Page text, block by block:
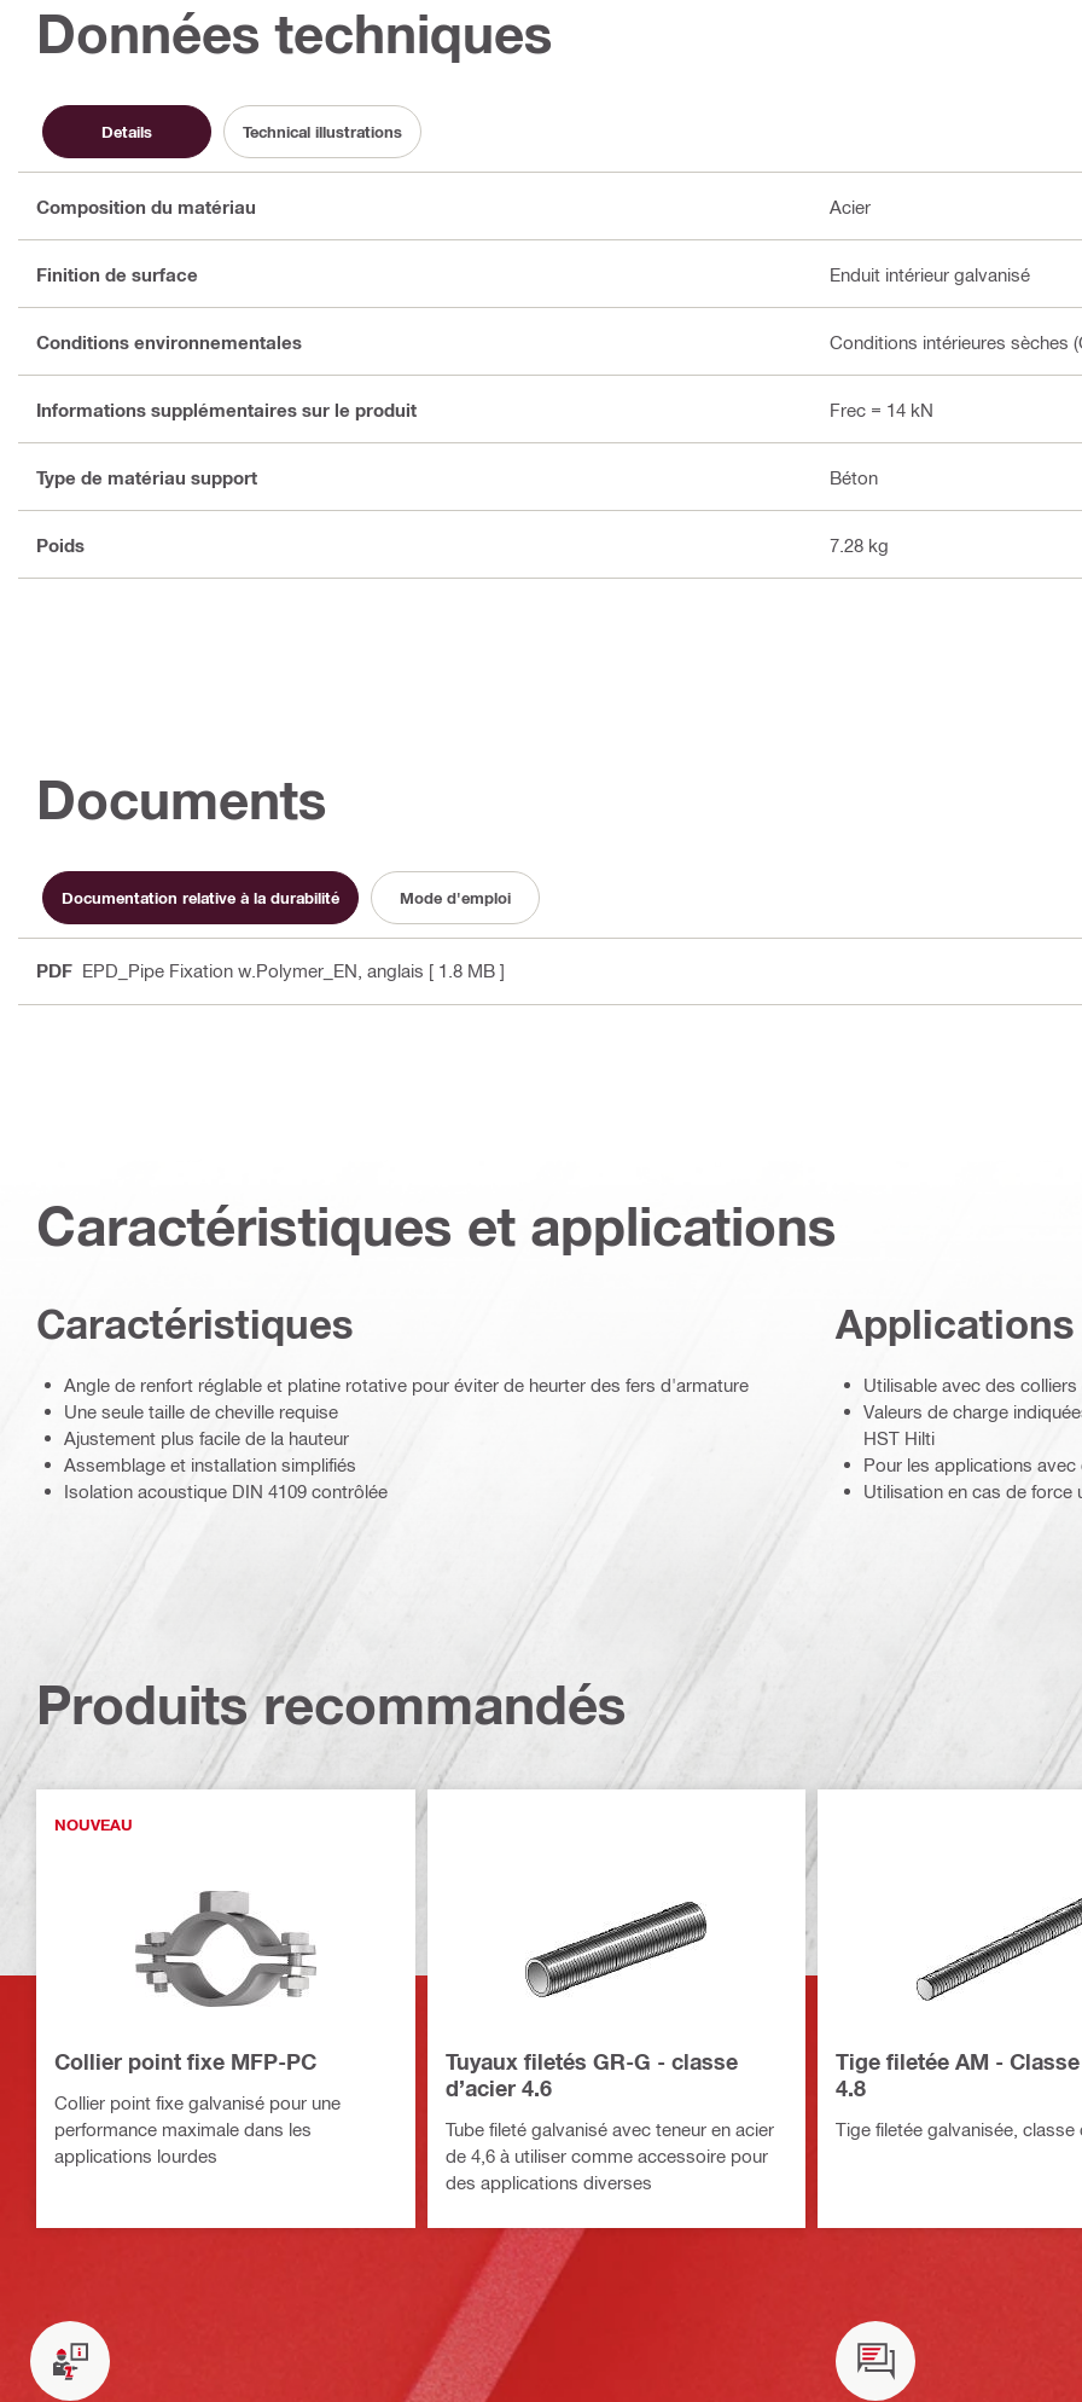
Données techniques
Details Technical illustrations
Composition du matériau Acier
Finition de surface Enduit intérieur galvanisé
Conditions environnementales Conditions intérieures sèches
Informations supplémentaires sur le produit Frec = 14 kN
Type de matériau support Béton
Poids 7.28 kg
Documents
Documentation relative à la durabilité Mode d'emploi
PDF EPD_Pipe Fixation w.Polymer_EN , anglais [ 1.8 MB ]
Caractéristiques et applications
Caractéristiques
Angle de renfort réglable et platine rotative pour éviter de heurter des fers d'armature
Une seule taille de cheville requise
Ajustement plus facile de la hauteur
Assemblage et installation simplifiés
Isolation acoustique DIN 4109 contrôlée
Applications
Utilisable avec des
Valeurs de charge
HST Hilti
Pour les applications
Utilisation en cas de force
Produits recommandés
NOUVEAU
Collier point fixe MFP-PC
Collier point fixe galvanisé pour une
performance maximale dans les
applications lourdes
Tuyaux filetés GR-G - classe
d’acier 4.6
Tube fileté galvanisé avec teneur en acier
de 4,6 à utiliser comme accessoire pour
des applications diverses
Tige filetée AM -
4.8
Tige filetée galvanisée, classe